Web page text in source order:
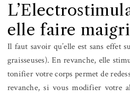
elle faire
Il faut savoir qu’elle est sans effet
graisseuses). En revanche, elle
tonifier votre corps permet de
revanche, si vous modifier votre